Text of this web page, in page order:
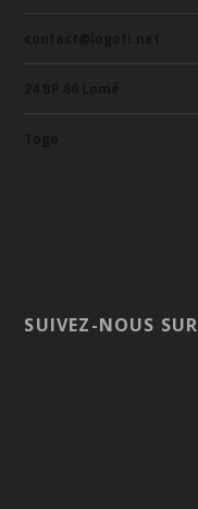
SUIVEZ-NOUS SUR